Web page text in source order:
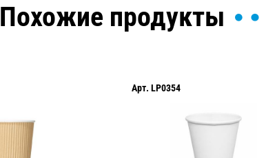
Похожие продукты
Арт.LP0255